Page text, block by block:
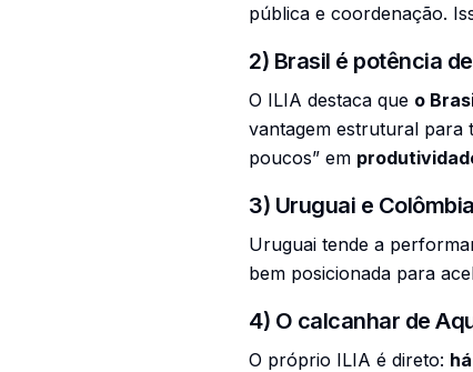
pública e coordenação.
2) Brasil é potência
O ILIA destaca que o
vantagem estrutural para
poucos” em
3) Uruguai e
Uruguai tende a
bem posicionada para
4) O calcanhar de
O próprio ILIA é direto: